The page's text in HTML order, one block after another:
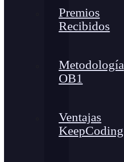
Premios
Recibidos
Metodología
OB1
Ventajas
KeepCoding